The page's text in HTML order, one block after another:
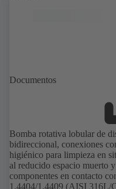
Documentos
Bomba rotativa lobular de
bidireccional, conexiones
higiénico para limpieza en
al reducido espacio muerto
componentes en contacto
1.4404/1.4409 (AISI 316L/